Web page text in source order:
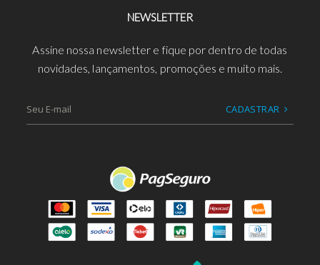
NEWSLETTER
Assine nossa newsletter e fique por dentro de todas
novidades, lançamentos, promoções e muito mais.
CADASTRAR